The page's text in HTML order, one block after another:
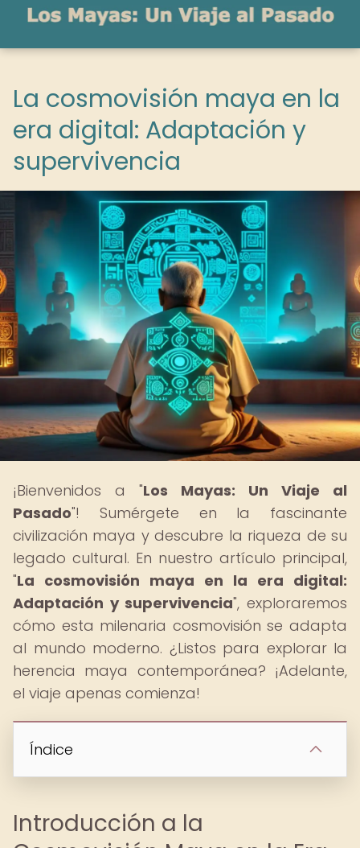
La cosmovisión maya en la
era digital: Adaptación y
supervivencia
¡Bienvenidos a "Los Mayas: Un Viaje al
Pasado"! Sumérgete en la fascinante
civilización maya y descubre la riqueza de su
legado cultural. En nuestro artículo principal,
"La cosmovisión maya en la era digital:
Adaptación y supervivencia", exploraremos
cómo esta milenaria cosmovisión se adapta
al mundo moderno. ¿Listos para explorar la
herencia maya contemporánea? ¡Adelante,
el viaje apenas comienza!
Índice
Introducción a la